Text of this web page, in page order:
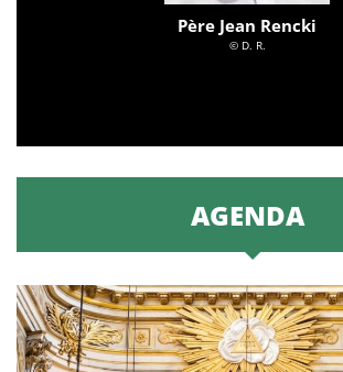
Père Jean Rencki
© D. R.
AGENDA